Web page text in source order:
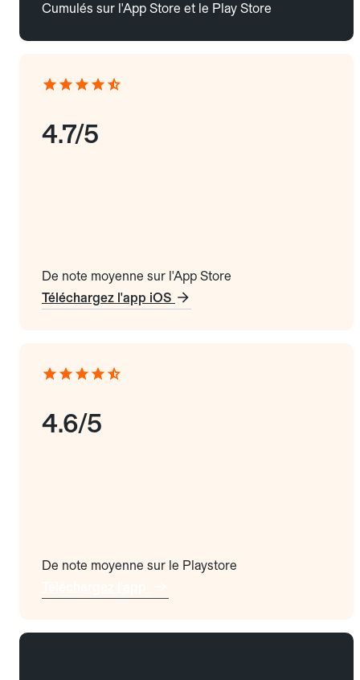
Cumulés sur l'App Store et le Play Store
4.7/5
De note moyenne sur l'App Store
Téléchargez l'app iOS
4.6/5
De note moyenne sur le Playstore